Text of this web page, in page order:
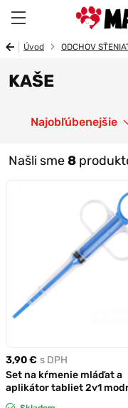
Úvod ODCHOV
KAŠE
Našli sme8
Najobľúbenejšie
3,90 € s DPH
Set na kŕmenie mláďat a
aplikátor tabliet 2v1